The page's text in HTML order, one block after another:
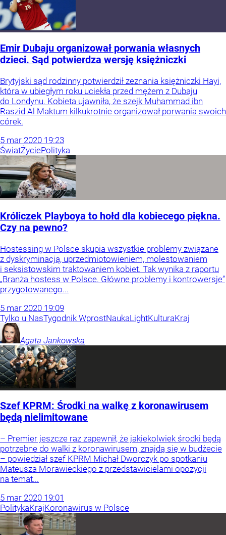
Emir Dubaju organizował porwania własnych
dzieci. Sąd potwierdza wersję księżniczki
Brytyjski sąd rodzinny potwierdził zeznania księżniczki Hayi,
która w ubiegłym roku uciekła przed mężem z Dubaju
do Londynu. Kobieta ujawniła, że szejk Muhammad ibn
Raszid Al Maktum kilkukrotnie organizował porwania swoich
córek.
5 mar 2020 19:23
ŚwiatŻyciePolityka
Króliczek Playboya to hołd dla kobiecego piękna.
Czy na pewno?
Hostessing w Polsce skupia wszystkie problemy związane
z dyskryminacją, uprzedmiotowieniem, molestowaniem
i seksistowskim traktowaniem kobiet. Tak wynika z raportu
„Branża hostess w Polsce. Główne problemy i kontrowersje”
przygotowanego...
5 mar 2020 19:09
Tylko u NasTygodnik WprostNaukaLightKulturaKraj
Agata Jankowska
Szef KPRM: Środki na walkę z koronawirusem
będą nielimitowane
– Premier jeszcze raz zapewnił, że jakiekolwiek środki będą
potrzebne do walki z koronawirusem, znajdą się w budżecie
– powiedział szef KPRM Michał Dworczyk po spotkaniu
Mateusza Morawieckiego z przedstawicielami opozycji
na temat...
5 mar 2020 19:01
PolitykaKrajKoronawirus w Polsce